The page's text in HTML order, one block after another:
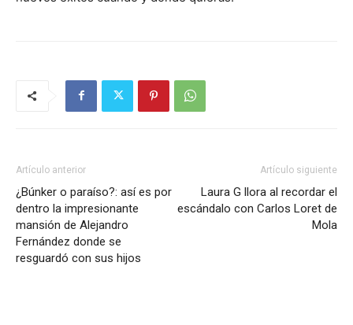
Artículo anterior
¿Búnker o paraíso?: así es por
dentro la impresionante
mansión de Alejandro
Fernández donde se
resguardó con sus hijos
Artículo siguiente
Laura G llora al recordar el
escándalo con Carlos Loret de
Mola